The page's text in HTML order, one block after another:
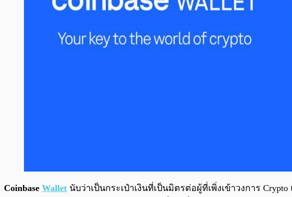
Coinbase Wallet นับว่าเป็นกระเป๋าเงินที่เป็นมิตรต่อผู้ที่เพิ่งเข้าวงการ